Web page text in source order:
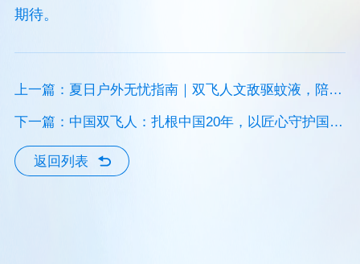
期待。
上一篇：夏日户外无忧指南｜双飞人文敌驱蚊液，陪你
畅玩每一刻！
下一篇：中国双飞人：扎根中国20年，以匠心守护国民
的清凉时光
返回列表